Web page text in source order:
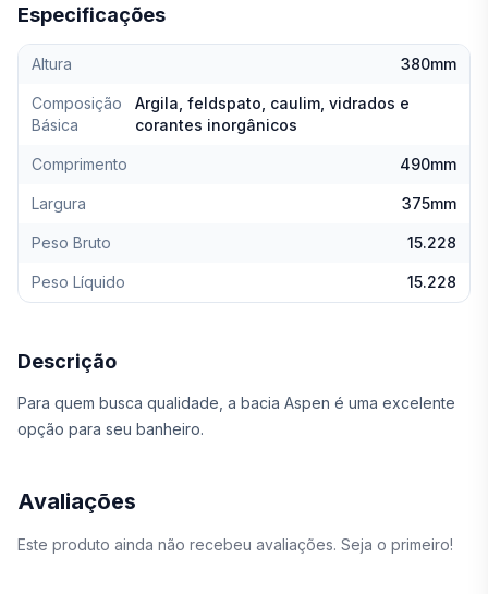
Especificações
Altura 380mm
Composição
Básica
Argila, feldspato, caulim, vidrados e
corantes inorgânicos
Comprimento 490mm
Largura 375mm
Peso Bruto 15.228
Peso Líquido 15.228
Descrição
Para quem busca qualidade, a bacia Aspen é uma excelente
opção para seu banheiro.
Avaliações
Este produto ainda não recebeu avaliações. Seja o primeiro!